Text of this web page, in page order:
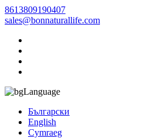
8613809190407
sales@bonnaturallife.com
Language
Български
English
Cymraeg